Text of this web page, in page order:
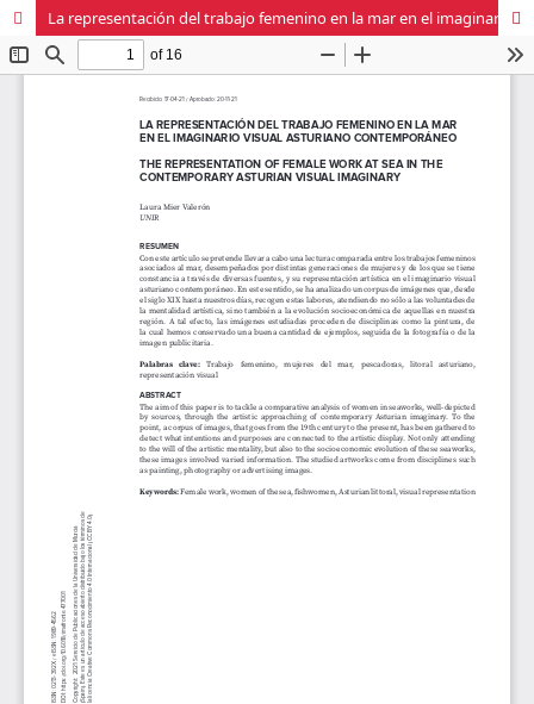
La representación del trabajo femenino en la mar en el imaginario visual asturiano contemporáneo